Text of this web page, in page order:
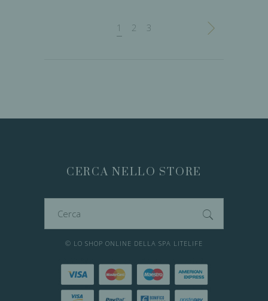
1 2 3
CERCA NELLO STORE
© LO SHOP ONLINE DELLA SPA LITELIFE